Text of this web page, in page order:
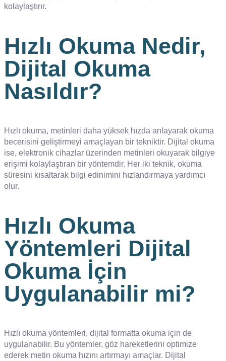
kolaylaştırır.
Hızlı Okuma Nedir,
Dijital Okuma
Nasıldır?
Hızlı okuma, metinleri daha yüksek hızda anlayarak okuma
becerisini geliştirmeyi amaçlayan bir tekniktir. Dijital okuma
ise, elektronik cihazlar üzerinden metinleri okuyarak bilgiye
erişimi kolaylaştıran bir yöntemdir. Her iki teknik, okuma
süresini kısaltarak bilgi edinimini hızlandırmaya yardımcı
olur.
Hızlı Okuma
Yöntemleri Dijital
Okuma İçin
Uygulanabilir mi?
Hızlı okuma yöntemleri, dijital formatta okuma için de
uygulanabilir. Bu yöntemler, göz hareketlerini optimize
ederek metin okuma hızını artırmayı amaçlar. Dijital